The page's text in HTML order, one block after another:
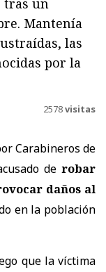
tras un
Mantenía
las
por la
2578visitas
Carabineros de
de robar
daños al
en la población
que la víctima